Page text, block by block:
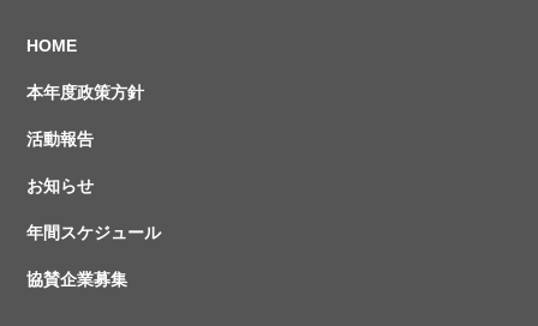
HOME
本年度政策方針
活動報告
お知らせ
年間スケジュール
協賛企業募集